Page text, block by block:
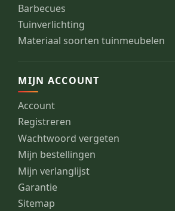
Barbecues
Tuinverlichting
Materiaal soorten tuinmeubelen
MIJN ACCOUNT
Account
Registreren
Wachtwoord vergeten
Mijn bestellingen
Mijn verlanglijst
Garantie
Sitemap